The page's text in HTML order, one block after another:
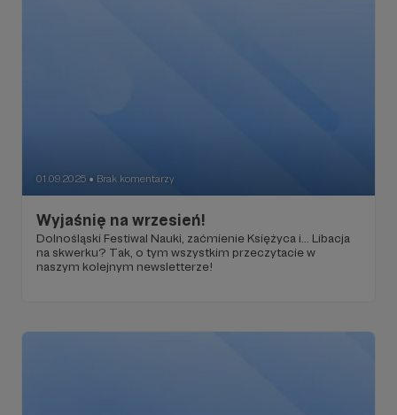
01.09.2025 ● Brak komentarzy
Wyjaśnię na wrzesień!
Dolnośląski Festiwal Nauki, zaćmienie Księżyca i... Libacja
na skwerku? Tak, o tym wszystkim przeczytacie w
naszym kolejnym newsletterze!